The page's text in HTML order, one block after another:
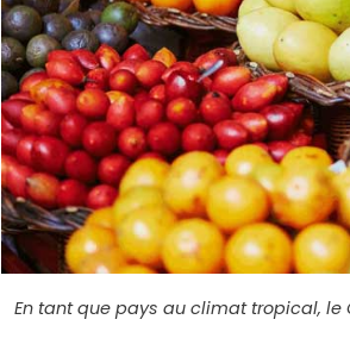
En tant que pays au climat tropical,